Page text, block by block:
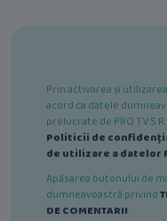
Prin activarea și
acord ca datele
prelucrate de PRO TV
Politicii de
de utilizare a datelor
Apăsarea butonului de
dumneavoastră privind
DE COMENTARII.